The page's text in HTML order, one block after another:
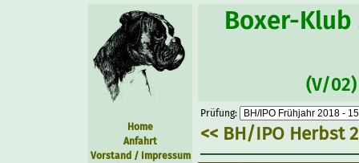
Home
Anfahrt
Vorstand / Impressum
Boxer-Klub
(V/
Prüfung:
<< BH/IPO Herbst